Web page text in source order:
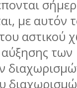
με αυτόν
αστικού